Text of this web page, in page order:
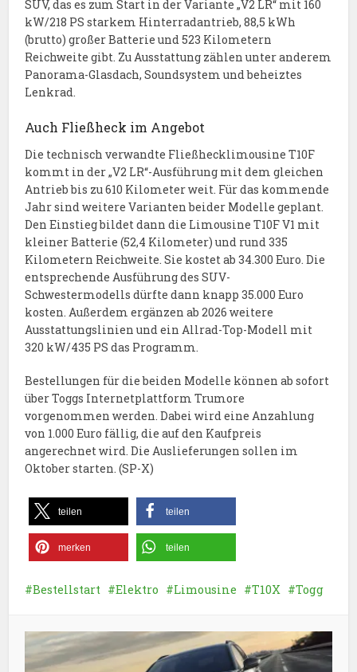
SUV, das es zum Start in der Variante „V2 LR“ mit 160
kW/218 PS starkem Hinterradantrieb, 88,5 kWh
(brutto) großer Batterie und 523 Kilometern
Reichweite gibt. Zu Ausstattung zählen unter anderem
Panorama-Glasdach, Soundsystem und beheiztes
Lenkrad.
Auch Fließheck im Angebot
Die technisch verwandte Fließhecklimousine T10F
kommt in der „V2 LR“-Ausführung mit dem gleichen
Antrieb bis zu 610 Kilometer weit. Für das kommende
Jahr sind weitere Varianten beider Modelle geplant.
Den Einstieg bildet dann die Limousine T10F V1 mit
kleiner Batterie (52,4 Kilometer) und rund 335
Kilometern Reichweite. Sie kostet ab 34.300 Euro. Die
entsprechende Ausführung des SUV-
Schwestermodells dürfte dann knapp 35.000 Euro
kosten. Außerdem ergänzen ab 2026 weitere
Ausstattungslinien und ein Allrad-Top-Modell mit
320 kW/435 PS das Programm.
Bestellungen für die beiden Modelle können ab sofort
über Toggs Internetplattform Trumore
vorgenommen werden. Dabei wird eine Anzahlung
von 1.000 Euro fällig, die auf den Kaufpreis
angerechnet wird. Die Auslieferungen sollen im
Oktober starten. (SP-X)
teilen teilen
merken teilen
Bestellstart Elektro Limousine T10X Togg